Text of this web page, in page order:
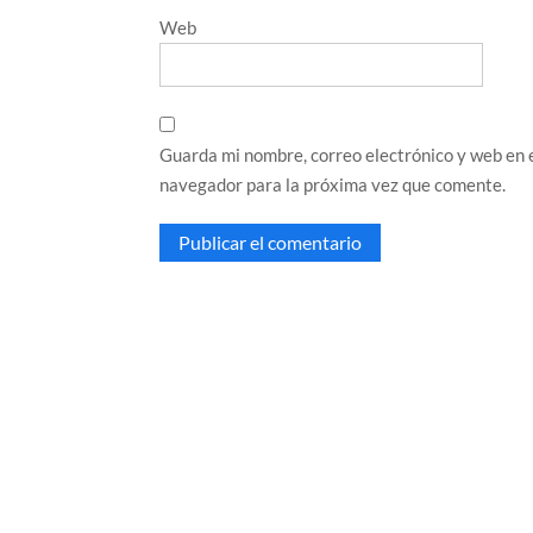
Web
Guarda mi nombre, correo electrónico y web en
navegador para la próxima vez que comente.